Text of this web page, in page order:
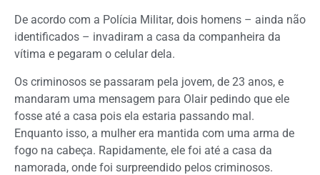
De acordo com a Polícia Militar, dois homens – ainda não
identificados – invadiram a casa da companheira da
vítima e pegaram o celular dela.
Os criminosos se passaram pela jovem, de 23 anos, e
mandaram uma mensagem para Olair pedindo que ele
fosse até a casa pois ela estaria passando mal.
Enquanto isso, a mulher era mantida com uma arma de
fogo na cabeça. Rapidamente, ele foi até a casa da
namorada, onde foi surpreendido pelos criminosos.